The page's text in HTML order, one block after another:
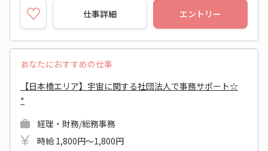
仕事詳細 エントリー
あなたにおすすめの仕事
【日本橋エリア】宇宙に関する社団法人で事務サポート☆
*
経理・財務/総務事務
時給 1,800円～1,800円